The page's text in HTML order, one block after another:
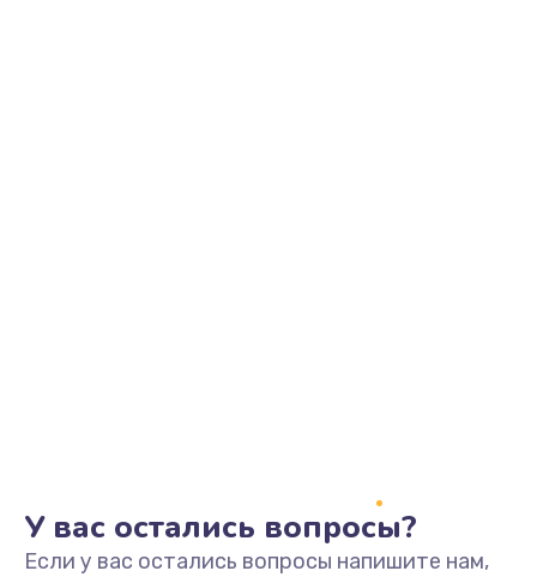
У вас остались вопросы?
Если у вас остались вопросы напишите нам,